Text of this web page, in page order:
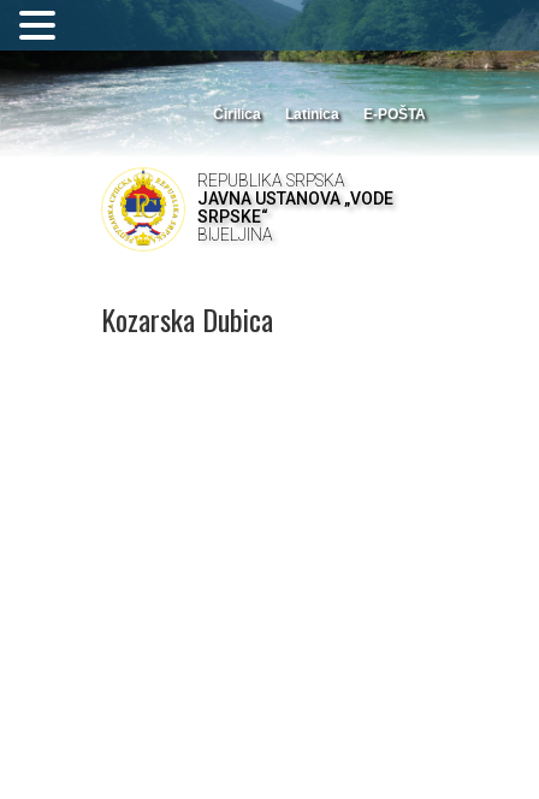
Ćirilica Latinica E-POŠTA
REPUBLIKA SRPSKA
JAVNA USTANOVA „VODE
SRPSKE“
BIJELJINA
Kozarska Dubica